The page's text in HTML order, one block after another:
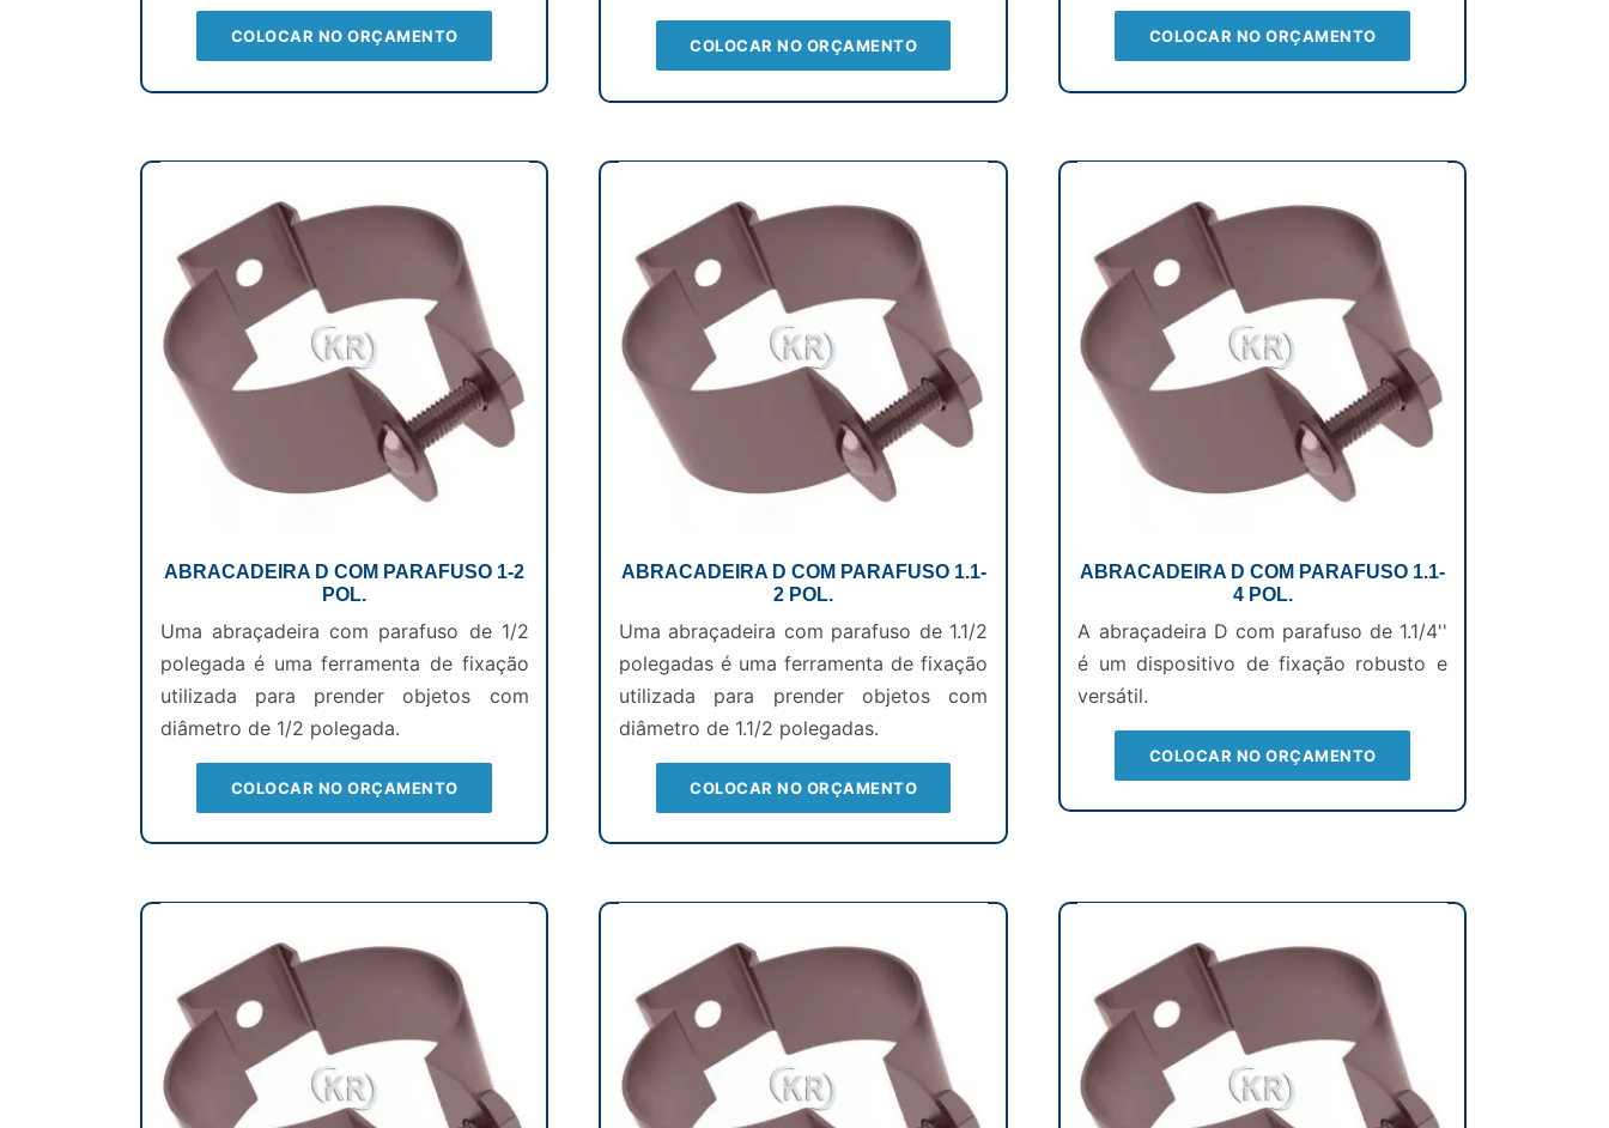
COLOCAR NO ORÇAMENTO COLOCAR NO ORÇAMENTO COLOCAR NO ORÇAMENTO
ABRACADEIRA D COM PARAFUSO 1-2
POL.
Uma abraçadeira com parafuso de 1/2
polegada é uma ferramenta de fixação
utilizada para prender objetos com
diâmetro de 1/2 polegada.
COLOCAR NO ORÇAMENTO
ABRACADEIRA D COM PARAFUSO 1.1-
2 POL.
Uma abraçadeira com parafuso de 1.1/2
polegadas é uma ferramenta de fixação
utilizada para prender objetos com
diâmetro de 1.1/2 polegadas.
COLOCAR NO ORÇAMENTO
ABRACADEIRA D COM PARAFUSO 1.1-
4 POL.
A abraçadeira D com parafuso de 1.1/4''
é um dispositivo de fixação robusto e
versátil.
COLOCAR NO ORÇAMENTO